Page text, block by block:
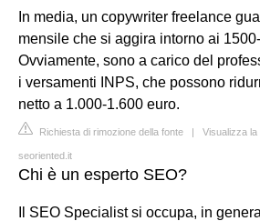
In media, un copywriter freelance
mensile che si aggira intorno ai
Ovviamente, sono a carico del
i versamenti INPS, che possono
netto a 1.000-1.600 euro.
Richiesta di rimozione della fonte | Visualizza
seoriented.it
Chi è un esperto SEO?
Il SEO Specialist si occupa, in